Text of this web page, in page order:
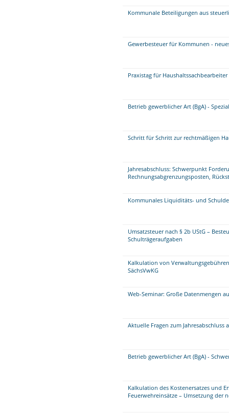
Kommunale Beteiligungen aus
Gewerbesteuer für Kommunen -
Praxistag für
Betrieb gewerblicher Art (BgA) -
Schritt für Schritt zur rechtmäßigen
Jahresabschluss: Schwerpunkt
Rechnungsabgrenzungsposten,
Kommunales Liquiditäts- und
Umsatzsteuer nach § 2b UStG –
Schulträgeraufgaben
Kalkulation von
SächsVwKG
Web-Seminar: Große Datenmengen
Aktuelle Fragen zum Jahresabschluss
Betrieb gewerblicher Art (BgA) -
Kalkulation des Kostenersatzes und
Feuerwehreinsätze – Umsetzung der